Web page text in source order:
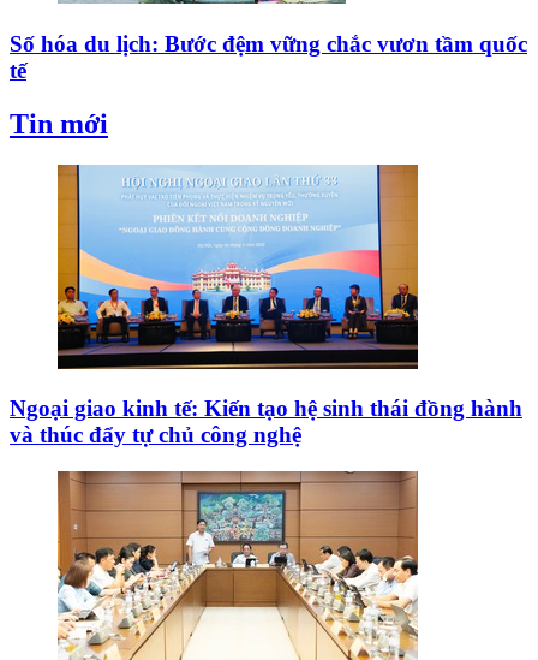
Số hóa du lịch: Bước đệm vững chắc vươn tầm quốc
tế
Tin mới
Ngoại giao kinh tế: Kiến tạo hệ sinh thái đồng hành
và thúc đẩy tự chủ công nghệ